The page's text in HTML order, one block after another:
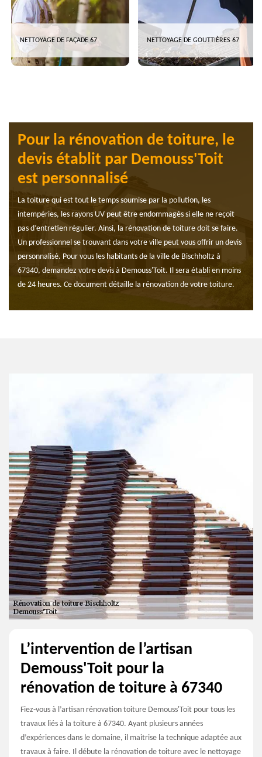
NETTOYAGE DE FAÇADE 67 NETTOYAGE DE GOUTTIÈRES 67
Pour la rénovation de toiture, le
devis établit par Demouss'Toit
est personnalisé
La toiture qui est tout le temps soumise par la pollution, les
intempéries, les rayons UV peut être endommagés si elle ne reçoit
pas d’entretien régulier. Ainsi, la rénovation de toiture doit se faire.
Un professionnel se trouvant dans votre ville peut vous offrir un devis
personnalisé. Pour vous les habitants de la ville de Bischholtz à
67340, demandez votre devis à Demouss'Toit. Il sera établi en moins
de 24 heures. Ce document détaille la rénovation de votre toiture.
L’intervention de l’artisan
Demouss'Toit pour la
rénovation de toiture à 67340
Fiez-vous à l’artisan rénovation toiture Demouss'Toit pour tous les
travaux liés à la toiture à 67340. Ayant plusieurs années
d’expériences dans le domaine, il maitrise la technique adaptée aux
travaux à faire. Il débute la rénovation de toiture avec le nettoyage